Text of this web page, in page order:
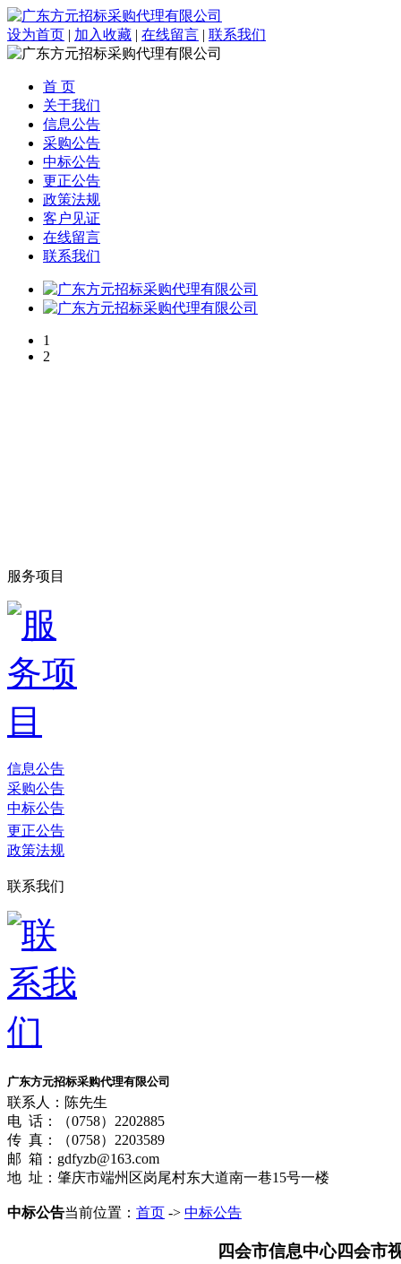
设为首页 | 加入收藏 | 在线留言 | 联系我们
首 页
关于我们
信息公告
采购公告
中标公告
更正公告
政策法规
客户见证
在线留言
联系我们
1
2
服务项目
信息公告
采购公告
中标公告
更正公告
政策法规
联系我们
广东方元招标采购代理有限公司
联系人：陈先生
电 话：（0758）2202885
传 真：（0758）2203589
邮 箱：gdfyzb@163.com
地 址：肇庆市端州区岗尾村东大道南一巷15号一楼
中标公告当前位置： 首页 -> 中标公告
四会市信息中心四会市